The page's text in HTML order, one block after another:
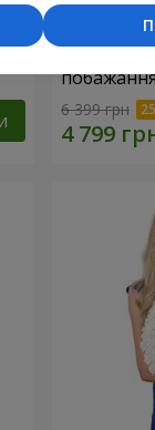
6 399 грн